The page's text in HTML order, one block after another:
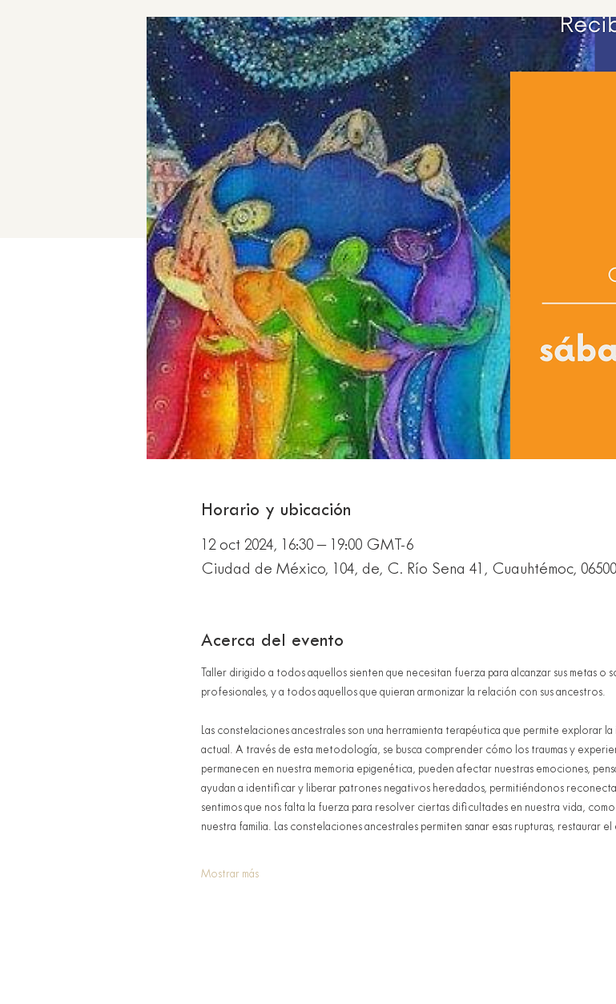
Horario y ubicación
12 oct 2024, 16:30 – 19:00 GMT-6
Ciudad de México, 104, de, C. Río Sena 41, Cuauhtémoc,
Acerca del evento
Taller dirigido a todos aquellos sienten que necesitan fuerza para alcanzar sus metas o
profesionales, y a todos aquellos que quieran armonizar la relación con sus ancestros.
Las constelaciones ancestrales son una herramienta terapéutica que permite explorar
actual. A través de esta metodología, se busca comprender cómo los traumas y
permanecen en nuestra memoria epigenética, pueden afectar nuestras emociones,
ayudan a identificar y liberar patrones negativos heredados, permitiéndonos
sentimos que nos falta la fuerza para resolver ciertas dificultades en nuestra vida,
nuestra familia. Las constelaciones ancestrales permiten sanar esas rupturas, restaurar
Mostrar más